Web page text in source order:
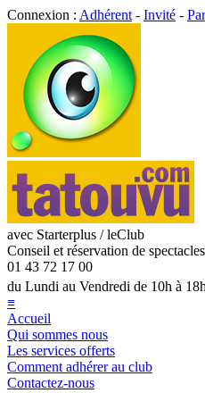
Connexion : Adhérent - Invité -
avec Starterplus / leClub
Conseil et réservation de
01 43 72 17 00
du Lundi au Vendredi de 10h à
≡
Accueil
Qui sommes nous
Les services offerts
Comment adhérer au club
Contactez-nous